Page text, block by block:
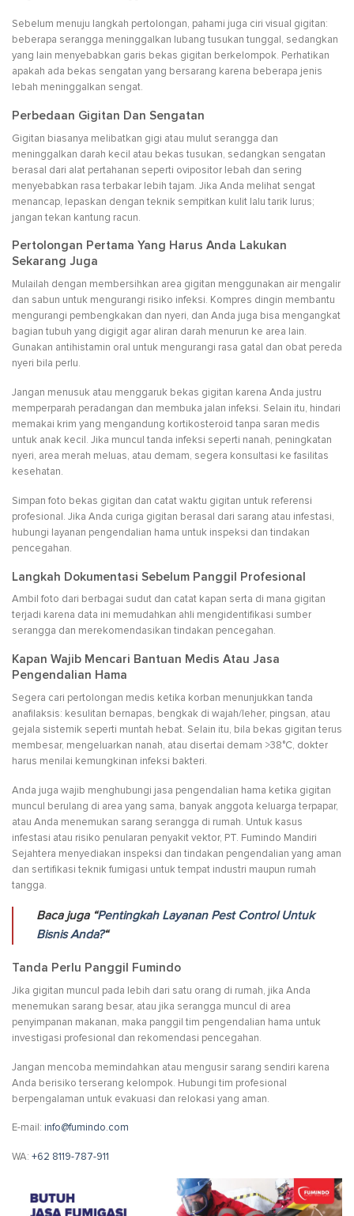
Sebelum menuju langkah pertolongan, pahami juga ciri visual gigitan:
beberapa serangga meninggalkan lubang tusukan tunggal, sedangkan
yang lain menyebabkan garis bekas gigitan berkelompok. Perhatikan
apakah ada bekas sengatan yang bersarang karena beberapa jenis
lebah meninggalkan sengat.
Perbedaan Gigitan Dan Sengatan
Gigitan biasanya melibatkan gigi atau mulut serangga dan
meninggalkan darah kecil atau bekas tusukan, sedangkan sengatan
berasal dari alat pertahanan seperti ovipositor lebah dan sering
menyebabkan rasa terbakar lebih tajam. Jika Anda melihat sengat
menancap, lepaskan dengan teknik sempitkan kulit lalu tarik lurus;
jangan tekan kantung racun.
Pertolongan Pertama Yang Harus Anda Lakukan
Sekarang Juga
Mulailah dengan membersihkan area gigitan menggunakan air mengalir
dan sabun untuk mengurangi risiko infeksi. Kompres dingin membantu
mengurangi pembengkakan dan nyeri, dan Anda juga bisa mengangkat
bagian tubuh yang digigit agar aliran darah menurun ke area lain.
Gunakan antihistamin oral untuk mengurangi rasa gatal dan obat pereda
nyeri bila perlu.
Jangan menusuk atau menggaruk bekas gigitan karena Anda justru
memperparah peradangan dan membuka jalan infeksi. Selain itu, hindari
memakai krim yang mengandung kortikosteroid tanpa saran medis
untuk anak kecil. Jika muncul tanda infeksi seperti nanah, peningkatan
nyeri, area merah meluas, atau demam, segera konsultasi ke fasilitas
kesehatan.
Simpan foto bekas gigitan dan catat waktu gigitan untuk referensi
profesional. Jika Anda curiga gigitan berasal dari sarang atau infestasi,
hubungi layanan pengendalian hama untuk inspeksi dan tindakan
pencegahan.
Langkah Dokumentasi Sebelum Panggil Profesional
Ambil foto dari berbagai sudut dan catat kapan serta di mana gigitan
terjadi karena data ini memudahkan ahli mengidentifikasi sumber
serangga dan merekomendasikan tindakan pencegahan.
Kapan Wajib Mencari Bantuan Medis Atau Jasa
Pengendalian Hama
Segera cari pertolongan medis ketika korban menunjukkan tanda
anafilaksis: kesulitan bernapas, bengkak di wajah/leher, pingsan, atau
gejala sistemik seperti muntah hebat. Selain itu, bila bekas gigitan terus
membesar, mengeluarkan nanah, atau disertai demam >38°C, dokter
harus menilai kemungkinan infeksi bakteri.
Anda juga wajib menghubungi jasa pengendalian hama ketika gigitan
muncul berulang di area yang sama, banyak anggota keluarga terpapar,
atau Anda menemukan sarang serangga di rumah. Untuk kasus
infestasi atau risiko penularan penyakit vektor, PT. Fumindo Mandiri
Sejahtera menyediakan inspeksi dan tindakan pengendalian yang aman
dan sertifikasi teknik fumigasi untuk tempat industri maupun rumah
tangga.
Baca juga “Pentingkah Layanan Pest Control Untuk
Bisnis Anda?“
Tanda Perlu Panggil Fumindo
Jika gigitan muncul pada lebih dari satu orang di rumah, jika Anda
menemukan sarang besar, atau jika serangga muncul di area
penyimpanan makanan, maka panggil tim pengendalian hama untuk
investigasi profesional dan rekomendasi pencegahan.
Jangan mencoba memindahkan atau mengusir sarang sendiri karena
Anda berisiko terserang kelompok. Hubungi tim profesional
berpengalaman untuk evakuasi dan relokasi yang aman.
E-mail: info@fumindo.com
WA: +62 8119-787-911